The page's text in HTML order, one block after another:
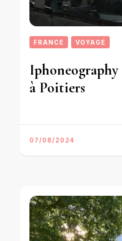
FRANCE VOYAGE
à Poitiers
07/08/2024